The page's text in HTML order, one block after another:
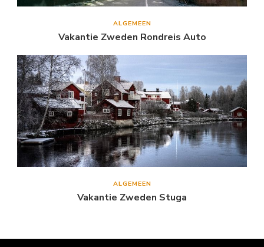
ALGEMEEN
Vakantie Zweden Rondreis Auto
ALGEMEEN
Vakantie Zweden Stuga